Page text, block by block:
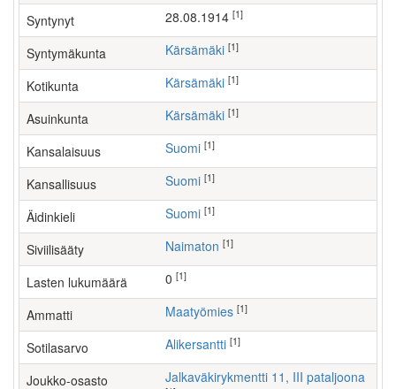
Syntynyt 28.08.1914 [1]
Syntymäkunta Kärsämäki [1]
Kotikunta Kärsämäki [1]
Asuinkunta Kärsämäki [1]
Kansalaisuus Suomi [1]
Kansallisuus Suomi [1]
Äidinkieli Suomi [1]
Siviilisääty Naimaton [1]
Lasten lukumäärä [1]
Ammatti maatyömies [1]
Sotilasarvo Alikersantti [1]
Joukko-osasto Jalkaväkirykmentti 11, III pataljoona